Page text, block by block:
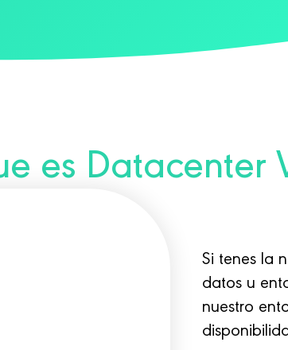
es Datacenter
Si tenes la
datos u
nuestro